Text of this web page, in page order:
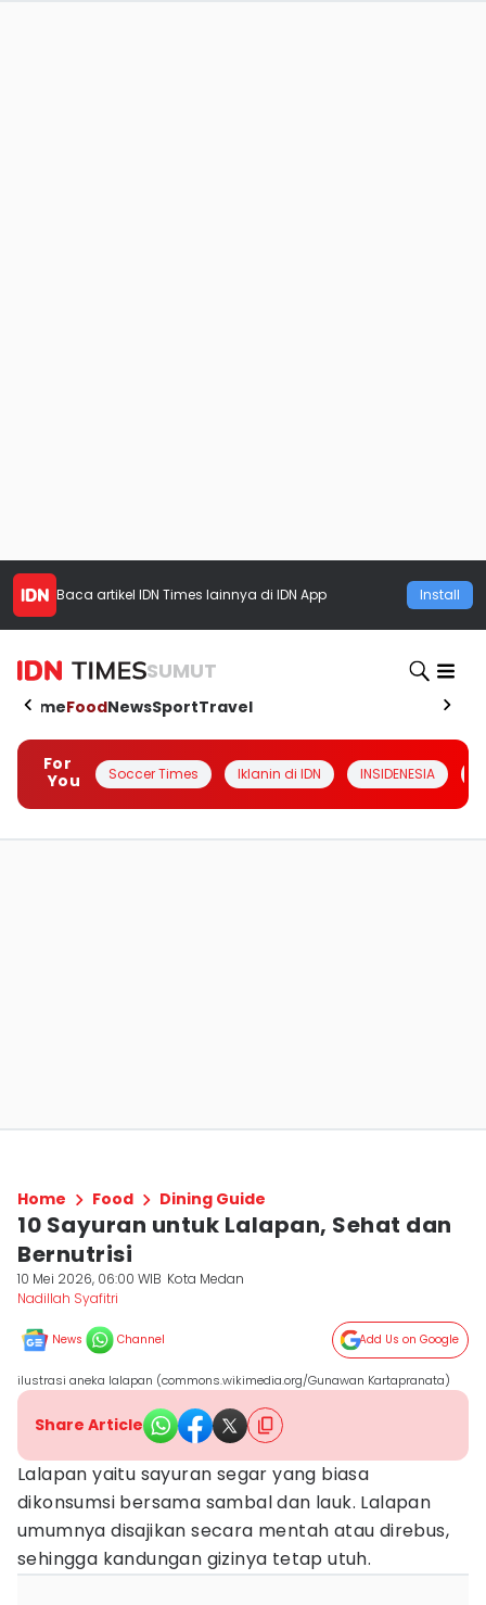
Baca artikel IDN Times lainnya di IDN App Install
SUMUT
HomeFoodNewsSportTravel
For
You
Soccer Times Iklanin di IDN INSIDENESIA
Home Food Dining Guide
10 Sayuran untuk Lalapan, Sehat dan
Bernutrisi
10 Mei 2026, 06:00 WIB Kota Medan
Nadillah Syafitri
News Channel Add Us on Google
ilustrasi aneka lalapan (commons.wikimedia.org/Gunawan Kartapranata)
Share Article
Lalapan yaitu sayuran segar yang biasa
dikonsumsi bersama sambal dan lauk. Lalapan
umumnya disajikan secara mentah atau direbus,
sehingga kandungan gizinya tetap utuh.